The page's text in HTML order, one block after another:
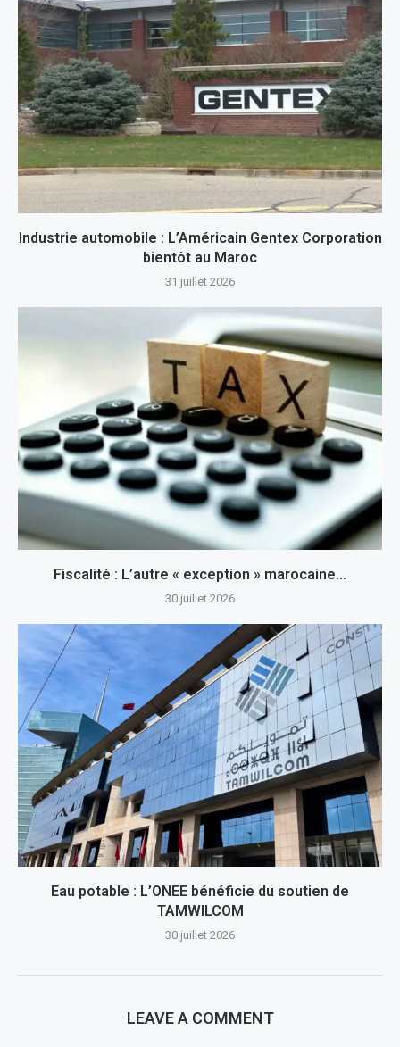
Industrie automobile : L’Américain Gentex Corporation
bientôt au Maroc
31 juillet 2026
Fiscalité : L’autre « exception » marocaine…
30 juillet 2026
Eau potable : L’ONEE bénéficie du soutien de
TAMWILCOM
30 juillet 2026
LEAVE A COMMENT